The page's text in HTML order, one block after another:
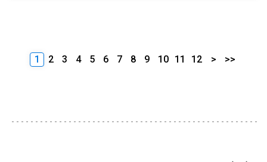
1 2 3 4 5 6 7 8 9 10 11 12 > >>